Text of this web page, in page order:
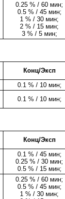
0.25 % / 60 мин;
0.5 % / 45 мин;
1 % / 30 мин;
2 % / 15 мин;
3 % / 5 мин;
Конц/Эксп
0.1 % / 10 мин;
0.1 % / 10 мин;
Конц/Эксп
0.1 % / 45 мин;
0.25 % / 30 мин;
0.5 % / 15 мин;
0.25 % / 60 мин;
0.5 % / 45 мин;
1 % / 30 мин;